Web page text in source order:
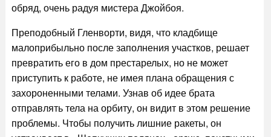
обряд, очень радуя мистера Джойбоя.
Преподобный Гленворти, видя, что кладбище
малоприбыльно после заполнения участков, решает
превратить его в дом престарелых, но не может
приступить к работе, не имея плана обращения с
захороненными телами. Узнав об идее брата
отправлять тела на орбиту, он видит в этом решение
проблемы. Чтобы получить лишние ракеты, он